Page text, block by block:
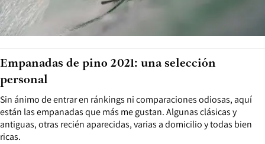
Sin ánimo de entrar en ránkings ni comparaciones odiosas, aquí
están las empanadas que más me gustan. Algunas clásicas y
antiguas, otras recién aparecidas, varias a domicilio y todas bien
ricas.
Empanadas de pino 2021: una selección
personal